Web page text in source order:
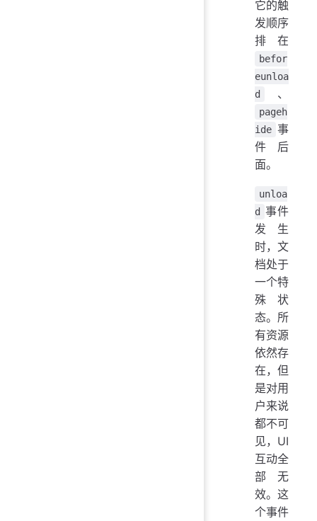
它的触
发顺序
排在
befor
eunloa
d
、
pageh
ide 事
件后
面。
unloa
d 事件
发生
时，文
档处于
一个特
殊状
态。所
有资源
依然存
在，但
是对用
户来说
都不可
见，UI
互动全
部无
效。这
个事件